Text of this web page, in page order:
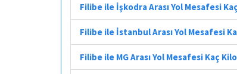
Filibe ile İşkodra Arası Yol Mesafesi
Filibe ile İstanbul Arası Yol Mesafesi
Filibe ile MG Arası Yol Mesafesi Kaç